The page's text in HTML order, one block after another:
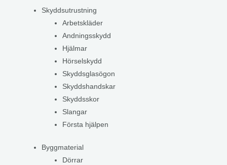
Skyddsutrustning
Arbetskläder
Andningsskydd
Hjälmar
Hörselskydd
Skyddsglasögon
Skyddshandskar
Skyddsskor
Slangar
Första hjälpen
Byggmaterial
Dörrar